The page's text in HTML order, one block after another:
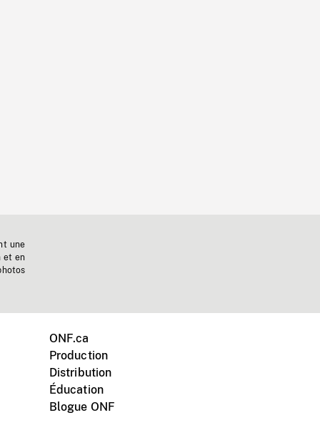
une
et en
ONF.ca
Production
Distribution
Éducation
Blogue ONF